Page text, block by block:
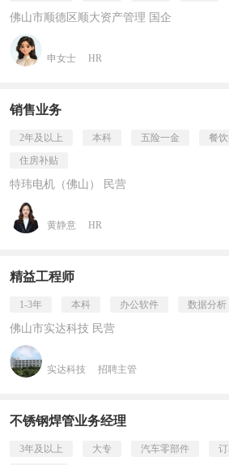
佛山市顺德区顺大资产管理 国企
申女士 HR
销售业务
2年及以上 本科 五险一金 餐
住房补贴
特玮电机（佛山） 民营
黄静意 HR
精益工程师
1-3年 本科 办公软件 数据分析
佛山市实达科技 民营
实达科技 招聘主管
不锈钢焊管业务经理
3年及以上 大专 汽车零部件